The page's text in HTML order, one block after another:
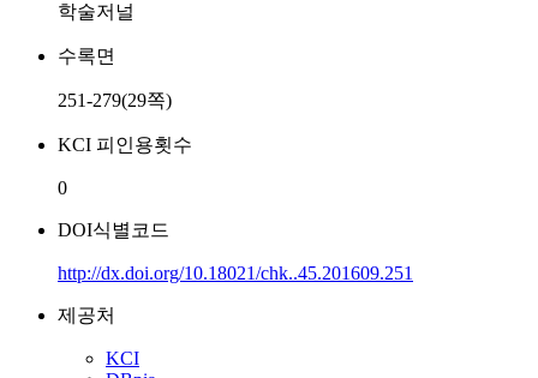
학술저널
수록면
251-279(29쪽)
KCI 피인용횟수
0
DOI식별코드
http://dx.doi.org/10.18021/chk..45.201609.251
제공처
KCI